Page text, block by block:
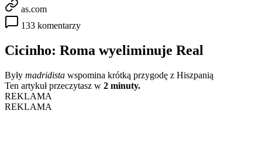
as.com
133 komentarzy
Cicinho: Roma wyeliminuje Real
Były madridista wspomina krótką przygodę z Hiszpanią
Ten artykuł przeczytasz w 2 minuty.
REKLAMA
REKLAMA